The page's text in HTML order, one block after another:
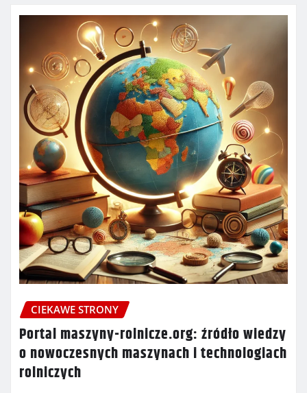
CIEKAWE STRONY
Portal maszyny-rolnicze.org: źródło wiedzy
o nowoczesnych maszynach i technologiach
rolniczych